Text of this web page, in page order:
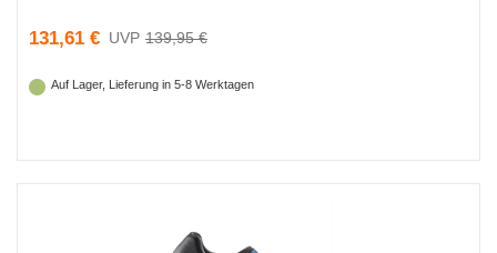
131,61 € 139,95 €
Auf Lager, Lieferung in 5-8 Werktagen